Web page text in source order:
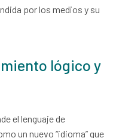
por los medios y su
lógico y
el lenguaje de
un nuevo “idioma” que